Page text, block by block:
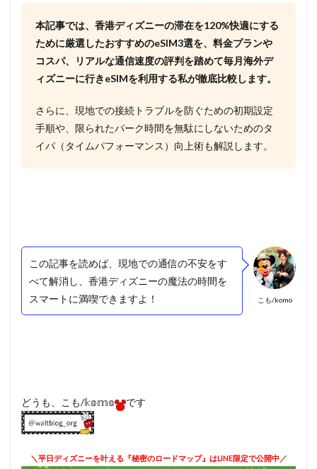
本記事では、香港ディズニーの滞在を120%快適にする
ために厳選したおすすめのeSIM3選を、料金プランや
コスパ、リアルな通信速度の評判を踏めて毎月海外デ
ィズニーに行きeSIMを利用する私が徹底比較します。
さらに、現地での接続トラブルを防ぐための初期設定
手順や、限られたパーク時間を無駄にしないためのタ
イパ（タイムパフォーマンス）向上術も解説します。
こも/komo
この記事を読めば、現地での通信の不安をす
べて解消し、香港ディズニーの魔法の時間を
スマートに満喫できますよ！
どうも、こも/𝕜𝕠𝕞𝕠 です
＼平日ディズニーを叶える『秘密のロードマップ』はLINE限定で公開中／